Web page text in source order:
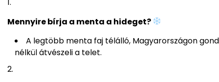
Mennyire bírja a menta a hideget?
A legtöbb menta faj télálló, Magyarországon gond
nélkül átvészeli a telet.